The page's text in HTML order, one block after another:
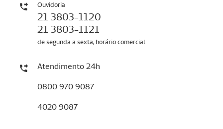
Ouvidoria
21 3803-1120
21 3803-1121
de segunda a sexta, horário comercial
Atendimento 24h
0800 970 9087
4020 9087